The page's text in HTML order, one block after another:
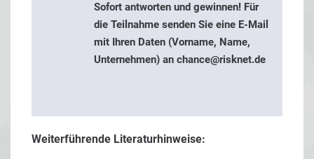
Sofort antworten und gewinnen! Für
die Teilnahme senden Sie eine E-Mail
mit Ihren Daten (Vorname, Name,
Unternehmen) an chance@risknet.de
Weiterführende Literaturhinweise: